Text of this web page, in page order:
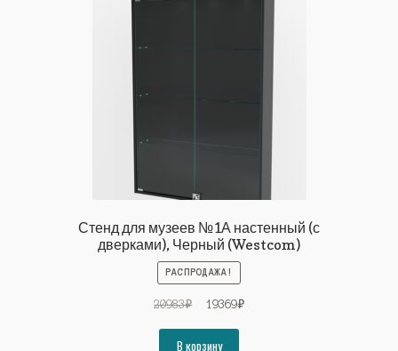
Стенд для музеев №1А настенный (с
дверками), Черный (Westcom)
РАСПРОДАЖА!
20983₽
Первоначальная
составляла
19369₽Текущая
В корзину